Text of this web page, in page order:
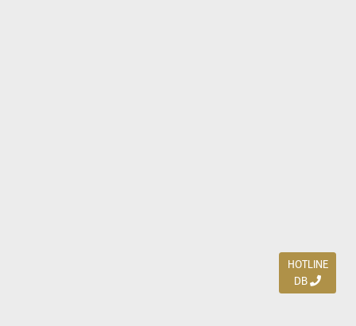
HOTLINE
DB